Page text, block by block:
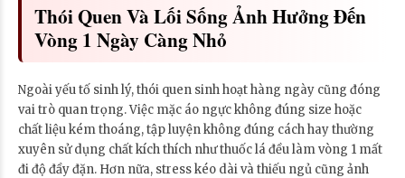
Thói Quen Và Lối Sống Ảnh Hưởng Đến
Vòng 1 Ngày Càng Nhỏ
Ngoài yếu tố sinh lý, thói quen sinh hoạt hàng ngày cũng đóng
vai trò quan trọng. Việc mặc áo ngực không đúng size hoặc
chất liệu kém thoáng, tập luyện không đúng cách hay thường
xuyên sử dụng chất kích thích như thuốc lá đều làm vòng 1 mất
đi độ đầy đặn. Hơn nữa, stress kéo dài và thiếu ngủ cũng ảnh